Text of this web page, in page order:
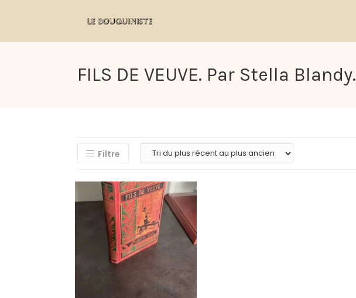
FILS DE VEUVE. Par Stella Blandy.
Filtre